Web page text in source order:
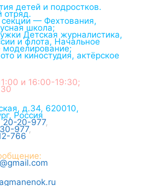
детей и подростков.
отряд.
— Фехтования,
школа;
Детская журналистика,
и флота, Начальное
моделирование;
и киностудия, актёрское
и 16:00-19:30;
д.34, 620010,
, Россия
20-20-977,
977,
766